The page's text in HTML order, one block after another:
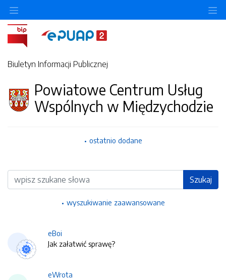
Biuletyn Informacji Publicznej
Powiatowe Centrum Usług
Wspólnych w Międzychodzie
ostatnio dodane
Wyszukiwarka Szukaj
wyszukiwanie zaawansowane
eBoi
Jak załatwić sprawę?
eWrota